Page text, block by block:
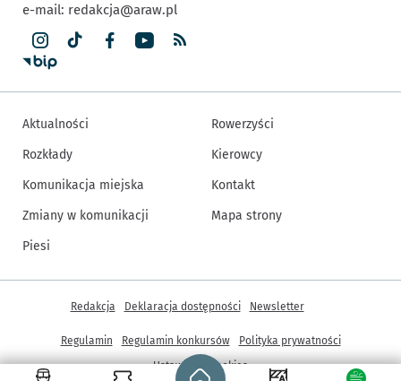
Strona główna - wroclaw.pl
e-mail: redakcja@araw.pl
Aktualności
Rozkłady
Komunikacja miejska
Zmiany w komunikacji
Piesi
Rowerzyści
Kierowcy
Kontakt
Mapa strony
Inne informacje
Redakcja Deklaracja dostępności Newsletter
Regulamin Regulamin konkursów
Polityka prywatności
Ustawienia cookies